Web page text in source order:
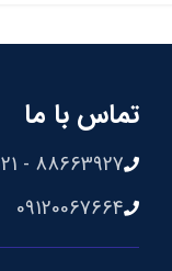
تماس با ما
88663927 - 021
09120067664